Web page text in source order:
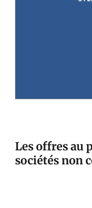
Les offres au
sociétés non